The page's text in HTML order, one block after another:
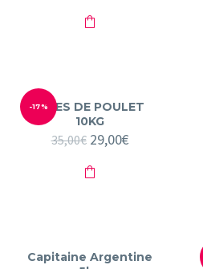
-17%
AILES DE POULET
10KG
35,00€ Le
initial
était :
29,00€
Capitaine Argentine